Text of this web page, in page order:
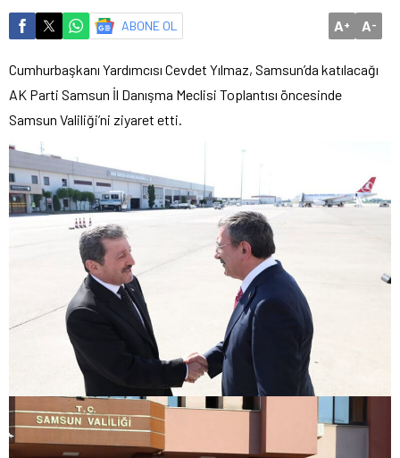
ABONE OL A+ A-
Cumhurbaşkanı Yardımcısı Cevdet Yılmaz, Samsun’da katılacağı
AK Parti Samsun İl Danışma Meclisi Toplantısı öncesinde
Samsun Valiliği’ni ziyaret etti.